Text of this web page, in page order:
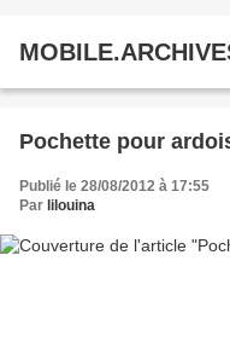
Pochette pour
Publié le 28/08/2012 à 17:55
Par lilouina